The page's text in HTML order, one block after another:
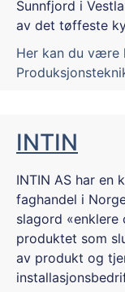
Sunnfjord i
av det tøffeste
Her kan du være
INTIN
INTIN AS har en
faghandel i
slagord
produktet som
av produkt og